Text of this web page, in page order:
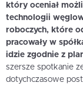
który oceniał
technologii
roboczych, które
pracowały w
idzie zgodnie z
szersze spotkanie
dotychczasowe